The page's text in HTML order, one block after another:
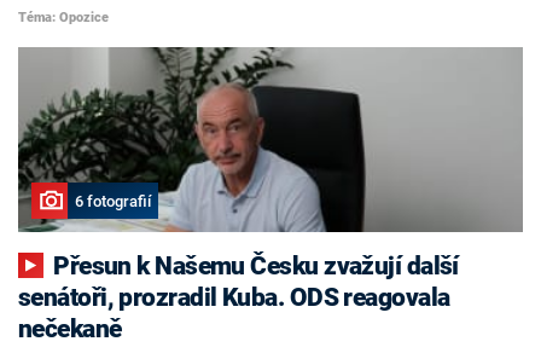
Téma: Opozice
6 fotografií
senátoři, prozradil Kuba. ODS reagovala
nečekaně